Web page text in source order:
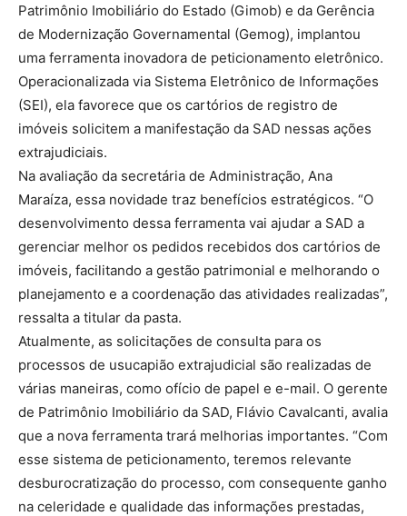
Patrimônio Imobiliário do Estado (Gimob) e da Gerência
de Modernização Governamental (Gemog), implantou
uma ferramenta inovadora de peticionamento eletrônico.
Operacionalizada via Sistema Eletrônico de Informações
(SEI), ela favorece que os cartórios de registro de
imóveis solicitem a manifestação da SAD nessas ações
extrajudiciais.
Na avaliação da secretária de Administração, Ana
Maraíza, essa novidade traz benefícios estratégicos. “O
desenvolvimento dessa ferramenta vai ajudar a SAD a
gerenciar melhor os pedidos recebidos dos cartórios de
imóveis, facilitando a gestão patrimonial e melhorando o
planejamento e a coordenação das atividades realizadas”,
ressalta a titular da pasta.
Atualmente, as solicitações de consulta para os
processos de usucapião extrajudicial são realizadas de
várias maneiras, como ofício de papel e e-mail. O gerente
de Patrimônio Imobiliário da SAD, Flávio Cavalcanti, avalia
que a nova ferramenta trará melhorias importantes. “Com
esse sistema de peticionamento, teremos relevante
desburocratização do processo, com consequente ganho
na celeridade e qualidade das informações prestadas,